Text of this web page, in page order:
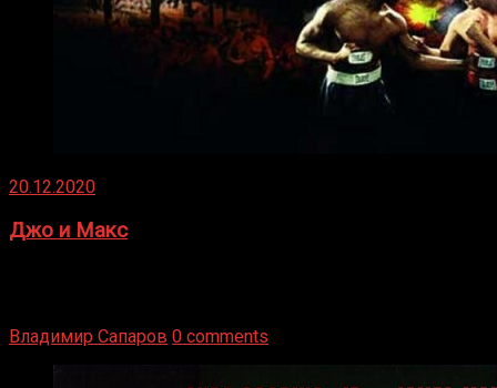
20.12.2020
Джо и Макс
Владимир Сапаров 0 comments